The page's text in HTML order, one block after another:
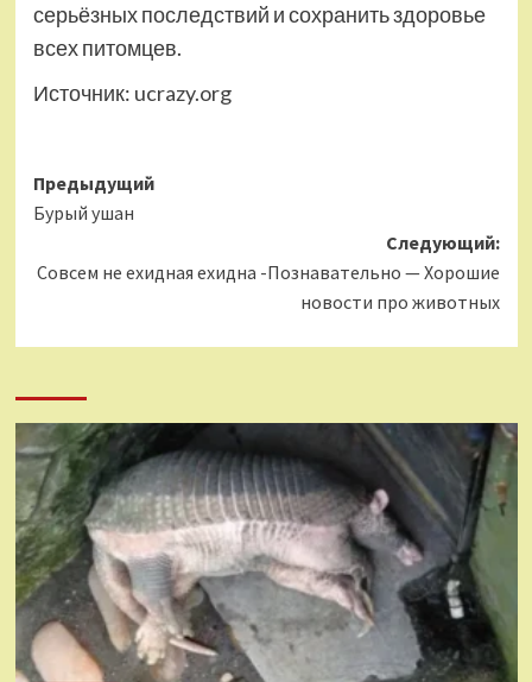
серьёзных последствий и сохранить здоровье
всех питомцев.
Источник: ucrazy.org
Навигация
записи
Предыдущий
Бурый ушан
Следующий:
Совсем не ехидная ехидна -Познавательно — Хорошие
новости про животных